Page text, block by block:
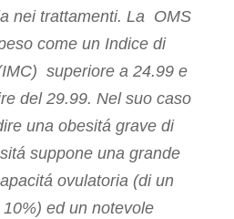
nei trattamenti. La OMS
come un Indice di
superiore a 24.99 e
del 29.99. Nel suo caso
una obesitá grave di
suppone una grande
ovulatoria (di un
ed un notevole